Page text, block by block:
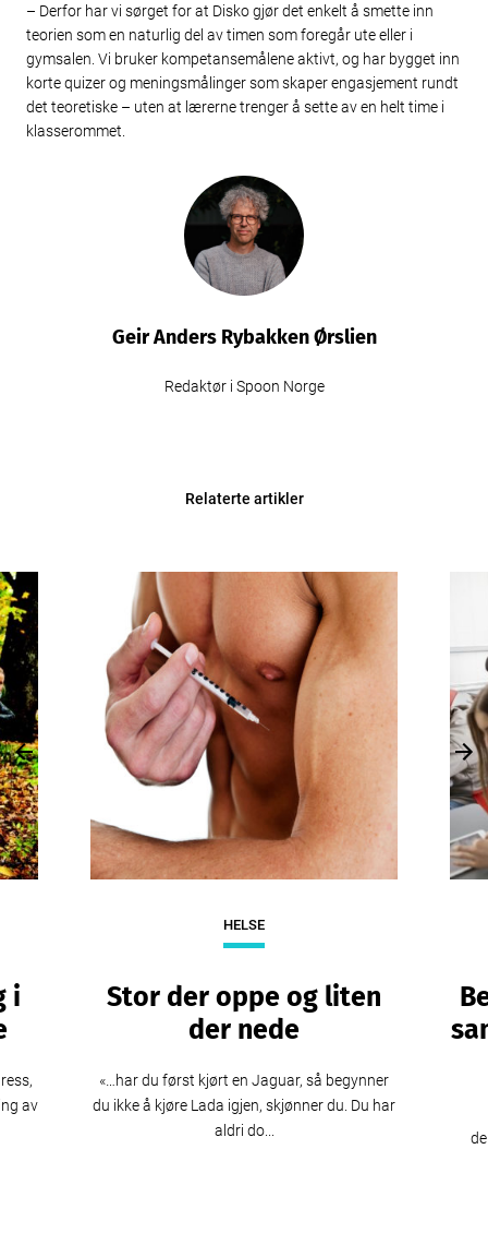
– Derfor har vi sørget for at Disko gjør det enkelt å smette inn
teorien som en naturlig del av timen som foregår ute eller i
gymsalen. Vi bruker kompetansemålene aktivt, og har bygget inn
korte quizer og meningsmålinger som skaper engasjement rundt
det teoretiske – uten at lærerne trenger å sette av en helt time i
klasserommet.
Geir Anders Rybakken Ørslien
Redaktør i Spoon Norge
Relaterte artikler
Previous
i
av
HELSE
Stor der oppe og liten
der nede
«…har du først kjørt en Jaguar, så begynner
du ikke å kjøre Lada igjen, skjønner du. Du har
aldri do...